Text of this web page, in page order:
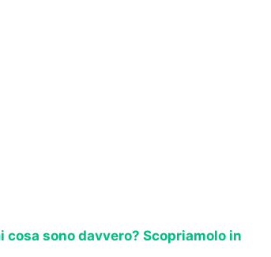
cosa sono davvero? Scopriamolo in